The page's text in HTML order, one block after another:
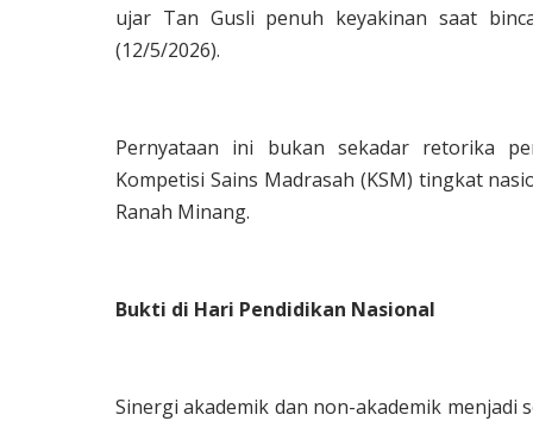
ujar Tan Gusli penuh keyakinan saat
(12/5/2026).
Pernyataan ini bukan sekadar retorika
Kompetisi Sains Madrasah (KSM) tingkat
Ranah Minang.
Bukti di Hari Pendidikan Nasional
Sinergi akademik dan non-akademik